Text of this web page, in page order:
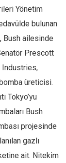
Yönetim
bulunan
Bush ailesinde
Prescott
Industries,
bomba üreticisi.
Tokyo’yu
Bush
projesinde
gazlı
ait. Nitekim